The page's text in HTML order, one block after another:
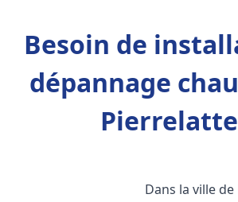
Besoin de
dépannage
Dans la ville de